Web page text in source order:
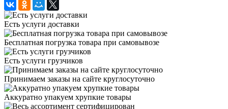
Есть услуги доставки
Бесплатная погрузка товара при самовывозе
Есть услуги грузчиков
Принимаем заказы на сайте круглосуточно
Аккуратно упакуем хрупкие товары